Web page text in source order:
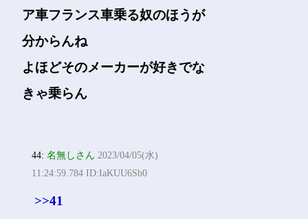
ア車フランス車乗る奴のほうが
分からんね
よほどそのメーカーが好きでな
きゃ乗らん
44:名無しさん 2023/04/05(水)
11:24:59.784 ID:IaKUU6Sb0
>>41